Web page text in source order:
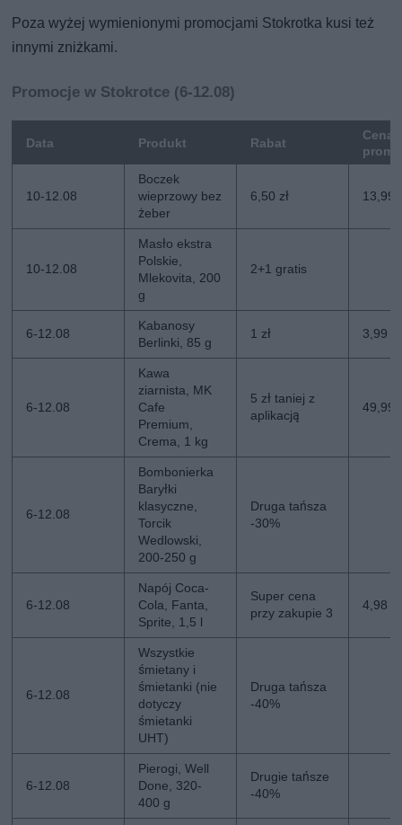
Poza wyżej wymienionymi promocjami Stokrotka kusi też
innymi zniżkami.
Promocje w Stokrotce (6-12.08)
Data Produkt Rabat
Cena
10-12.08
Boczek
wieprzowy bez
żeber
6,50 zł 13,99
10-12.08
Masło ekstra
Polskie,
Mlekovita, 200
g
2+1 gratis
6-12.08
Kabanosy
Berlinki, 85 g
1 zł 3,99
6-12.08
Kawa
ziarnista, MK
Cafe
Premium,
Crema, 1 kg
5 zł taniej z
aplikacją
49,99
6-12.08
Bombonierka
Baryłki
klasyczne,
Torcik
Wedlowski,
200-250 g
Druga tańsza
-30%
6-12.08
Napój Coca-
Cola, Fanta,
Sprite, 1,5 l
Super cena
przy zakupie 3
4,98
6-12.08
Wszystkie
śmietany i
śmietanki (nie
dotyczy
śmietanki
UHT)
Druga tańsza
-40%
6-12.08
Pierogi, Well
Done, 320-
400 g
Drugie tańsze
-40%